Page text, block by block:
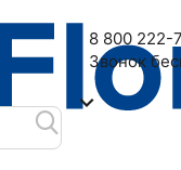
улица, 6
8 800 222-
Звонок